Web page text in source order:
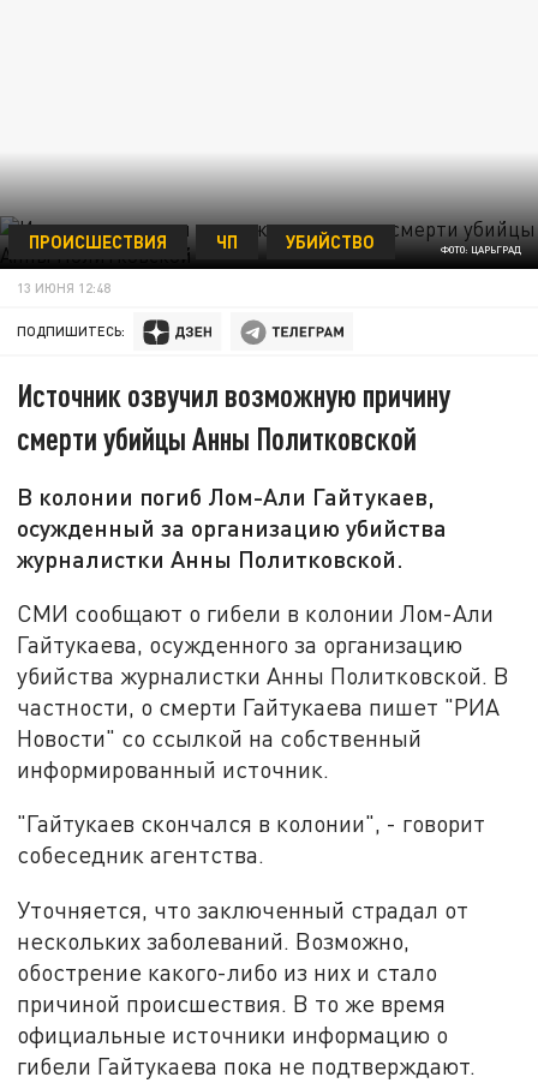
ФОТО: ЦАРЬГРАД
ПРОИСШЕСТВИЯ ЧП УБИЙСТВО
13 ИЮНЯ 12:48
ПОДПИШИТЕСЬ:
Источник озвучил возможную причину
смерти убийцы Анны Политковской
В колонии погиб Лом-Али Гайтукаев,
осужденный за организацию убийства
журналистки Анны Политковской.
СМИ сообщают о гибели в колонии Лом-Али
Гайтукаева, осужденного за организацию
убийства журналистки Анны Политковской. В
частности, о смерти Гайтукаева пишет "РИА
Новости" со ссылкой на собственный
информированный источник.
"Гайтукаев скончался в колонии", - говорит
собеседник агентства.
Уточняется, что заключенный страдал от
нескольких заболеваний. Возможно,
обострение какого-либо из них и стало
причиной происшествия. В то же время
официальные источники информацию о
гибели Гайтукаева пока не подтверждают.